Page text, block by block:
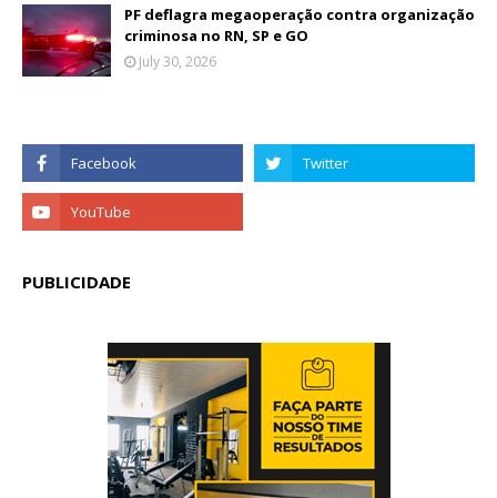
PF deflagra megaoperação contra organização
criminosa no RN, SP e GO
July 30, 2026
PUBLICIDADE